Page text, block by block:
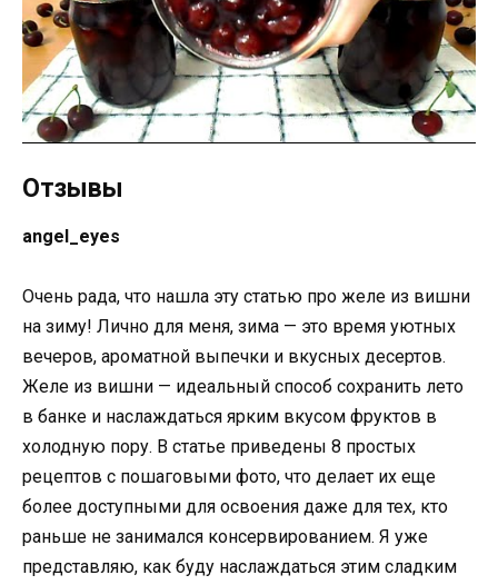
Отзывы
angel_eyes
Очень рада, что нашла эту статью про желе из вишни
на зиму! Лично для меня, зима — это время уютных
вечеров, ароматной выпечки и вкусных десертов.
Желе из вишни — идеальный способ сохранить лето
в банке и наслаждаться ярким вкусом фруктов в
холодную пору. В статье приведены 8 простых
рецептов с пошаговыми фото, что делает их еще
более доступными для освоения даже для тех, кто
раньше не занимался консервированием. Я уже
представляю, как буду наслаждаться этим сладким